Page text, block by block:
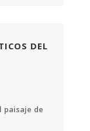
DEL
paisaje de